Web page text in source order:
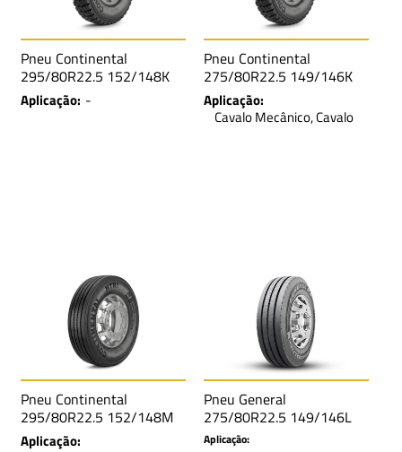
Pneu Continental
295/80R22.5 152/148K
TL HDC1+ SA LRH 16L
M+S
Aplicação: -
Pneu Continental
275/80R22.5 149/146K
TL HDC1+ SA LRH 16L
M+S
Aplicação:
Cavalo Mecânico, Cavalo
Pneu Continental
295/80R22.5 152/148M
TL HTR1 SA LRH 16L
Aplicação:
Pneu General
275/80R22.5 149/146L
TL GENERAL RA SA LRH
Aplicação: